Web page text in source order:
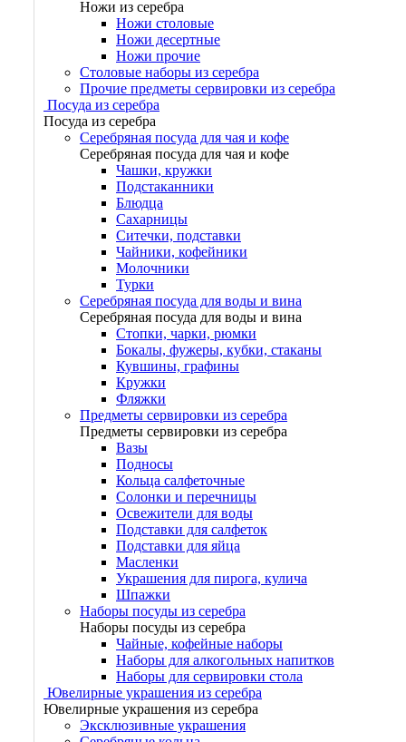
Ножи из серебра
Ножи столовые
Ножи десертные
Ножи прочие
Столовые наборы из серебра
Прочие предметы сервировки из серебра
Посуда из серебра
Посуда из серебра
Серебряная посуда для чая и кофе
Серебряная посуда для чая и кофе
Чашки, кружки
Подстаканники
Блюдца
Сахарницы
Ситечки, подставки
Чайники, кофейники
Молочники
Турки
Серебряная посуда для воды и вина
Серебряная посуда для воды и вина
Стопки, чарки, рюмки
Бокалы, фужеры, кубки, стаканы
Кувшины, графины
Кружки
Фляжки
Предметы сервировки из серебра
Предметы сервировки из серебра
Вазы
Подносы
Кольца салфеточные
Солонки и перечницы
Освежители для воды
Подставки для салфеток
Подставки для яйца
Масленки
Украшения для пирога, кулича
Шпажки
Наборы посуды из серебра
Наборы посуды из серебра
Чайные, кофейные наборы
Наборы для алкогольных напитков
Наборы для сервировки стола
Ювелирные украшения из серебра
Ювелирные украшения из серебра
Эксклюзивные украшения